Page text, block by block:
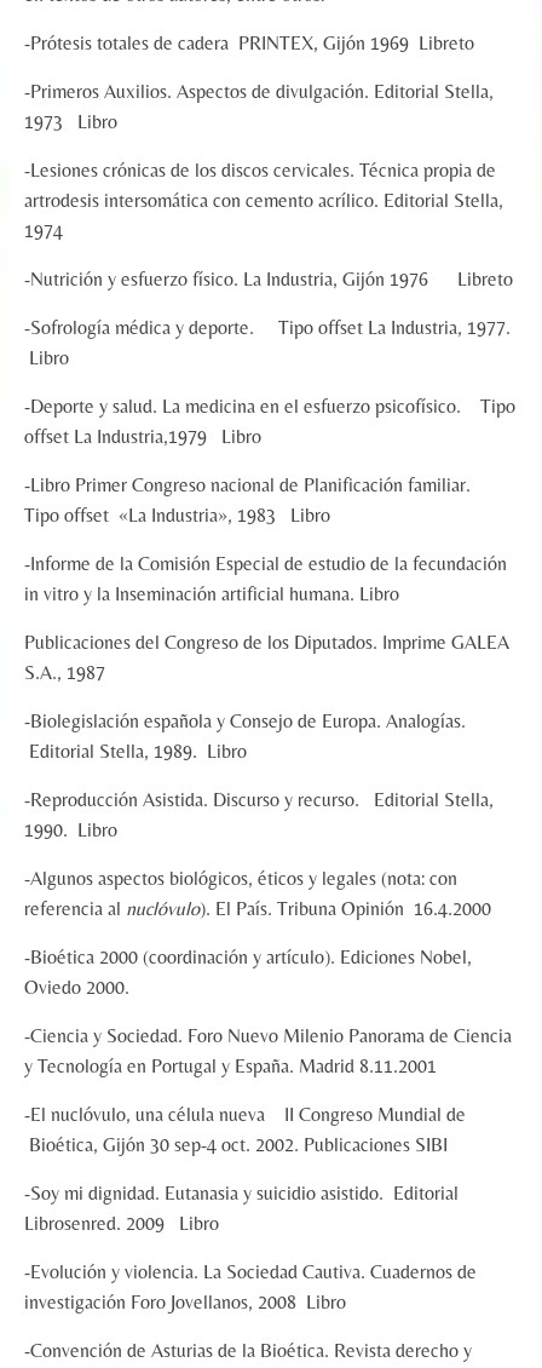
-Prótesis totales de cadera PRINTEX, Gijón 1969 Libreto
-Primeros Auxilios. Aspectos de divulgación. Editorial Stella,
1973 Libro
-Lesiones crónicas de los discos cervicales. Técnica propia de
artrodesis intersomática con cemento acrílico. Editorial Stella,
1974
-Nutrición y esfuerzo físico. La Industria, Gijón 1976 Libreto
-Sofrología médica y deporte. Tipo offset La Industria, 1977.
Libro
-Deporte y salud. La medicina en el esfuerzo psicofísico. Tipo
offset La Industria,1979 Libro
-Libro Primer Congreso nacional de Planificación familiar.
Tipo offset «La Industria», 1983 Libro
-Informe de la Comisión Especial de estudio de la fecundación
in vitro y la Inseminación artificial humana. Libro
Publicaciones del Congreso de los Diputados. Imprime GALEA
S.A., 1987
-Biolegislación española y Consejo de Europa. Analogías.
Editorial Stella, 1989. Libro
-Reproducción Asistida. Discurso y recurso. Editorial Stella,
1990. Libro
-Algunos aspectos biológicos, éticos y legales (nota: con
referencia al nuclóvulo). El País. Tribuna Opinión 16.4.2000
-Bioética 2000 (coordinación y artículo). Ediciones Nobel,
Oviedo 2000.
-Ciencia y Sociedad. Foro Nuevo Milenio Panorama de Ciencia
y Tecnología en Portugal y España. Madrid 8.11.2001
-El nuclóvulo, una célula nueva II Congreso Mundial de
Bioética, Gijón 30 sep-4 oct. 2002. Publicaciones SIBI
-Soy mi dignidad. Eutanasia y suicidio asistido. Editorial
Librosenred. 2009 Libro
-Evolución y violencia. La Sociedad Cautiva. Cuadernos de
investigación Foro Jovellanos, 2008 Libro
-Convención de Asturias de la Bioética. Revista derecho y